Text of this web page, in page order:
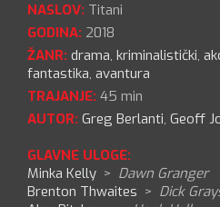
NASLOV: Titani
GODINA: 2018
ŽANR: drama, kriminalistički,
fantastika, avantura
TRAJANJE: 45 min
AUTOR: Greg Berlanti, Geoff
GLAVNE ULOGE:
Minka Kelly > Dawn Granger
Brenton Thwaites > Dick